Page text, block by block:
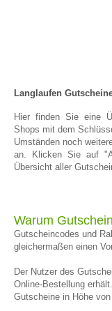
Langlaufen
Hier finden Sie eine
Shops mit dem
Umständen noch
an. Klicken Sie auf
Übersicht aller
Warum
Gutscheincodes und
gleichermaßen einen
Der Nutzer des
Online-Bestellung
Gutscheine in Höhe